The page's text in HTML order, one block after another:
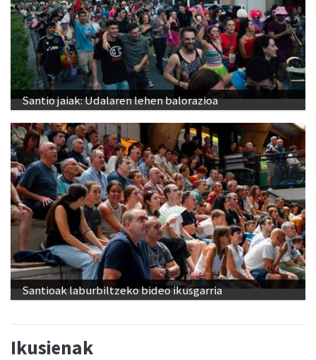
Santio jaiak: Udalaren lehen balorazioa
Santioak laburbiltzeko bideo ikusgarria
Ikusienak